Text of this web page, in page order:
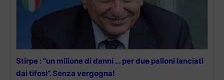
Stirpe : “un milione di danni … per due palloni lanciati
dai tifosi”. Senza vergogna!